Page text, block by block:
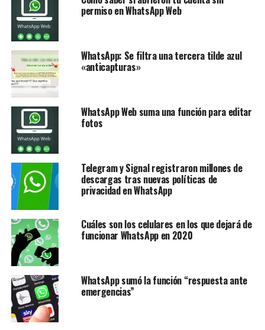
permiso en WhatsApp Web
WhatsApp: Se filtra una tercera tilde azul
«anticapturas»
WhatsApp Web suma una función para editar
fotos
Telegram y Signal registraron millones de
descargas tras nuevas políticas de
privacidad en WhatsApp
Cuáles son los celulares en los que dejará de
funcionar WhatsApp en 2020
WhatsApp sumó la función “respuesta ante
emergencias”